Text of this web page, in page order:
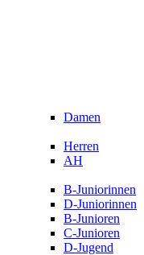
Damen
Herren
AH
B-Juniorinnen
D-Juniorinnen
B-Junioren
C-Junioren
D-Jugend